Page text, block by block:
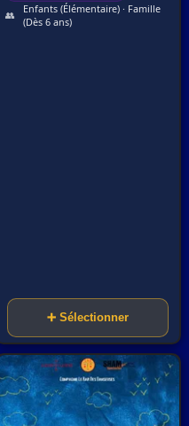
👥
Enfants (Élémentaire) · Famille
(Dès 6 ans)
➕ Sélectionner